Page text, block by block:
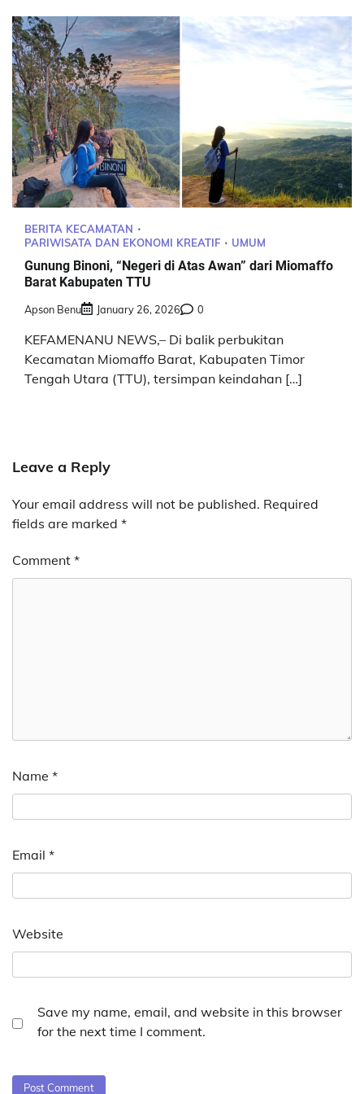
BERITA KECAMATAN
PARIWISATA DAN EKONOMI KREATIF
UMUM
Gunung Binoni, “Negeri di Atas Awan” dari Miomaffo
Barat Kabupaten TTU
Apson Benu January 26, 2026 0
KEFAMENANU NEWS,– Di balik perbukitan
Kecamatan Miomaffo Barat, Kabupaten Timor
Tengah Utara (TTU), tersimpan keindahan […]
Leave a Reply
Your email address will not be published. Required
fields are marked *
Comment *
Name *
Email *
Website
Save my name, email, and website in this browser
for the next time I comment.